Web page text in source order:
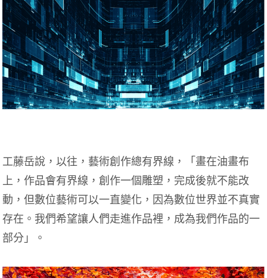
工藤岳說，以往，藝術創作總有界線，「畫在油畫布
上，作品會有界線，創作一個雕塑，完成後就不能改
動，但數位藝術可以一直變化，因為數位世界並不真實
存在。我們希望讓人們走進作品裡，成為我們作品的一
部分」。